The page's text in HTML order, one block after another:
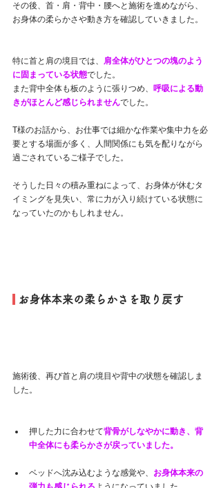
その後、首・肩・背中・腰へと施術を進めながら、
お身体の柔らかさや動き方を確認していきました。
特に首と肩の境目では、 肩全体がひとつの塊のよう
に固まっている状態でした。
また背中全体も板のように張りつめ、 呼吸による動
きがほとんど感じられませんでした。
T様のお話から、お仕事では細かな作業や集中力を必
要とする場面が多く、人間関係にも気を配りながら
過ごされているご様子でした。
そうした日々の積み重ねによって、お身体が休むタ
イミングを見失い、常に力が入り続けている状態に
なっていたのかもしれません。
お身体本来の柔らかさを取り戻す
施術後、再び首と肩の境目や背中の状態を確認しま
した。
押した力に合わせて背骨がしなやかに動き、背
中全体にも柔らかさが戻っていました。
ベッドへ沈み込むような感覚や、 お身体本来の